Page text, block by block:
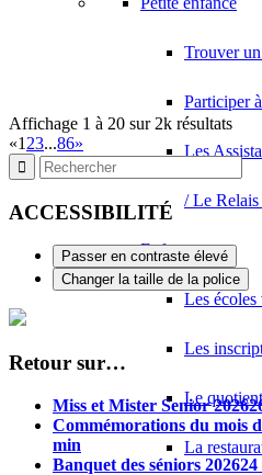
Trouver
Participer
Les
/ Le
Enfance
Les
Les
Le
La
Affichage 1 à 20 sur 2k résultats
«1 23...86»
ACCESSIBILITÉ
Passer en contraste élevé
Changer la taille de la police
Retour sur…
Miss et Mister Senior 2026
Commémorations du mois
min
Banquet des séniors 202624